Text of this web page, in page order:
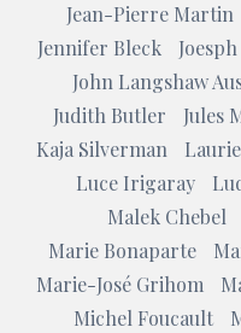
Jean-Pierre Martin
Jennifer Bleck
John Langshaw
Judith Butler
Jules
Kaja Silverman
Luce Irigaray
Malek Chebel
Marie Bonaparte
Marie-José Grihom
Michel Foucault